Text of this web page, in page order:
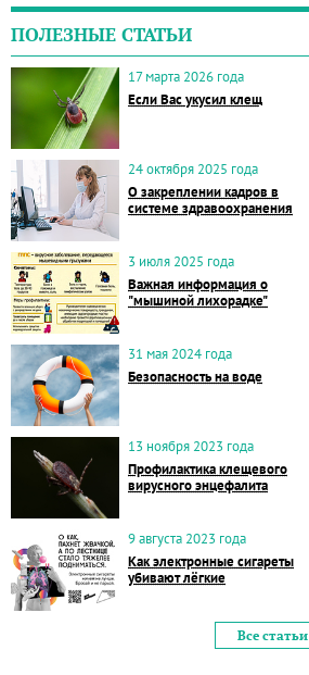
ПОЛЕЗНЫЕ СТАТЬИ
17 марта 2026 года
Если Вас укусил клещ
24 октября 2025 года
О закреплении кадров в
системе здравоохранения
3 июля 2025 года
Важная информация о
"мышиной лихорадке"
31 мая 2024 года
Безопасность на воде
13 ноября 2023 года
Профилактика клещевого
вирусного энцефалита
9 августа 2023 года
Как электронные сигареты
убивают лёгкие
Все статьи